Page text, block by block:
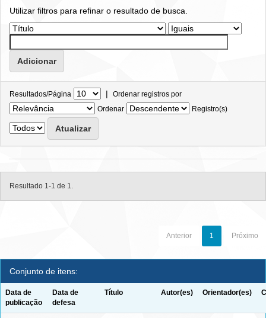
Utilizar filtros para refinar o resultado de busca.
Resultados/Página | Ordenar registros por
Ordenar
Registro(s)
Resultado 1-1 de 1.
Anterior 1 Próximo
Conjunto de itens:
Data de
publicação
Data de
defesa
Título Autor(es) Orientador(es)